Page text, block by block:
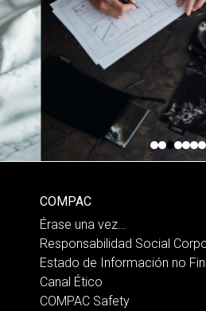
COMPAC
Érase una vez…
Responsabilidad Social
Estado de Información no
Canal Ético
COMPAC Safety